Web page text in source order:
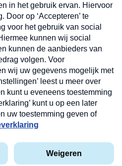
op onze
en dinsdagochtend in uw